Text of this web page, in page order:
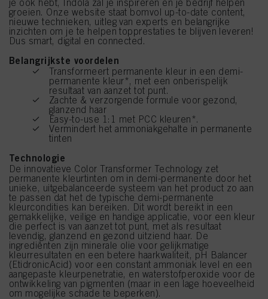
je ook hebt, Indola zal je inspireren en je bedrijf helpen
groeien. Onze website staat bomvol up-to-date content,
nieuwe technieken, uitleg van experts en belangrijke
inzichten om je te helpen topprestaties te blijven leveren!
Dus smart, digital en connected.
Belangrijkste voordelen
Transformeert permanente kleur in een demi-
permanente kleur*, met een onberispelijk
resultaat van aanzet tot punt.
Zachte & verzorgende formule voor gezond,
glanzend haar
Easy-to-use 1:1 met PCC kleuren*.
Vermindert het ammoniakgehalte in permanente
tinten
Technologie
De innovatieve Color Transformer Technology zet
permanente kleurtinten om in demi-permanente door het
unieke, uitgebalanceerde systeem van het product zo aan
te passen dat het de typische demi-permanente
kleurcondities kan bereiken. Dit wordt bereikt in een
gemakkelijke, veilige en handige applicatie, voor een kleur
die perfect is van aanzet tot punt, met als resultaat
levendig, glanzend en gezond uitziend haar. De
ingrediënten zijn minerale olie voor gelijkmatige
kleurresultaten en een betere haarkwaliteit, pH Balancer
(EtidronicAcid) voor een constant ammoniak level en een
aangepaste kleurpenetratie, en waterstofperoxide voor de
ontwikkeling van pigmenten (maar in een lage hoeveelheid
om mogelijke schade te beperken).